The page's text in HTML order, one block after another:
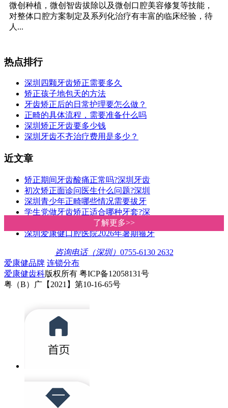
了解更多>>
了解更多>>
微创种植，微创智齿拔除以及微创口腔美容修复等技能，
对整体口腔方案制定及系列化治疗有丰富的临床经验，待
人...
热点排行
深圳四颗牙齿矫正需要多久
矫正孩子地包天的方法
牙齿矫正后的日常护理要怎么做？
正畸的具体流程，需要准备什么吗
深圳矫正牙齿要多少钱
深圳牙齿不齐治疗费用是多少？
近文章
矫正期间牙齿酸痛正常吗?深圳牙齿
初次矫正面诊问医生什么问题?深圳
深圳青少年正畸哪些情况需要拔牙
学生党做牙齿矫正适合哪种牙套?深
深圳箍牙价钱几多?爱康健收费比香
深圳爱康健口腔医院2026年暑期箍牙
咨询电话（深圳） 0755-6130 2632
爱康健品牌 连锁分布
爱康健齿科版权所有 粤ICP备12058131号
粤（B）广【2021】第10-16-65号